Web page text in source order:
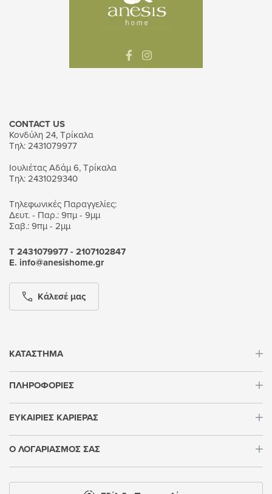
CONTACT US
Κονδύλη 24, Τρίκαλα
Τηλ: 2431079977
Ιουλιέτας Αδάμ 6, Τρίκαλα
Τηλ: 2431029340
Τηλεφωνικές Παραγγελίες:
Δευτ. - Παρ.: 9πμ - 9μμ
Σαβ.: 9πμ - 2μμ
Τ 2431079977 - 2107102847
Ε. info@anesishome.gr
Κάλεσέ μας
ΚΑΤΑΣΤΗΜΑ
ΠΛΗΡΟΦΟΡΙΕΣ
ΕΥΚΑΙΡΙΕΣ ΚΑΡΙΕΡΑΣ
Ο ΛΟΓΑΡΙΑΣΜΟΣ ΣΑΣ